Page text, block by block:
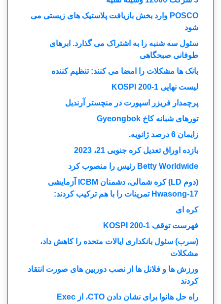
POSCO وارد بخش بازیافت پلاستیک های زیستی می
شود
سئول سه شنبه را به اشتراک می گذارد. ابرهای
طوفانی صبحگاهی
بانک ها مشکلات را امضا می کنند: تنظیم کننده
لیست نهایی KOSPI 200-1
پرچمدار فریزر اسپورت در منچستر آرندیل
تورهای شبانه کاخ Gyeongbok
زایمان 6 درصد ژانویه.
بازده اوراق تعدیل کره جنوبی 21، 2023
Betty Worldwide رئیس را منصوب کرد
(دوم LD) کره شمالی، دشمنان ICBM آزمایشی
Hwasong-17 تمرینات را با هم ترکیب کردند:
کره ای
فهرست توقف KOSPI 200-1
(سرب) سئول بانکداری ایالات متحده را کاهش داد،
مشکلات
ورزش ها و فلانل ها از نصب دوربین های صورت انتقاد
کردند
راه حل هانوا برای نشان دادن CTO، از Exec